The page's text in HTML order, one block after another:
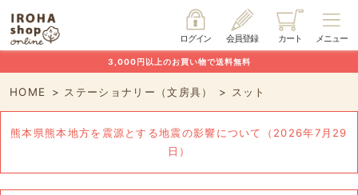
メニュー
カート
会員登録
ログイン
3,000円以上のお買い物で送料無料
HOME ステーショナリー（文房具） スット
熊本県熊本地方を震源とする地震の影響について（2026年7月29
日）